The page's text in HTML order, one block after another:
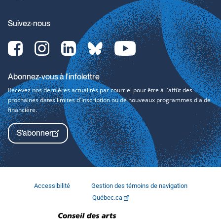
Suivez-nous
Facebook-
svg
Instagram-
svg
LinkedIn-
svg
bluesky-
svg
YouTube-
svg
Abonnez-vous à l'infolettre
Recevez nos dernières actualités par courriel pour être à l'affût des
prochaines dates limites d'inscription ou de nouveaux programmes d'aide
financière.
S'abonner
Accessibilité
Gestion des témoins de navigation
Québec.ca